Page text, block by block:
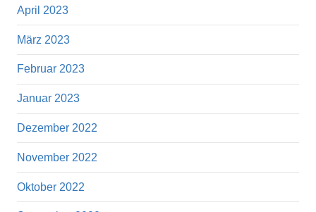
April 2023
März 2023
Februar 2023
Januar 2023
Dezember 2022
November 2022
Oktober 2022